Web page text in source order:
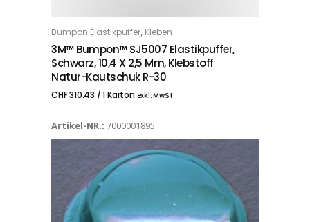
IN DEN WARENKORB
Bumpon Elastikpuffer, Kleben
3M™ Bumpon™ SJ5007 Elastikpuffer,
Schwarz, 10,4 X 2,5 Mm, Klebstoff
Natur-Kautschuk R-30
CHF310.43 / 1 Karton exkl. MwSt.
Artikel-NR.: 7000001895